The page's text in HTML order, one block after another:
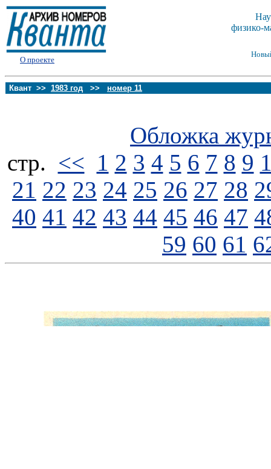
О проекте
физико-
Квант >> 1983 год >> номер 11
Обложка
стp. << 1 2 3 4 5 6 7 8 9
21 22 23 24 25 26 27 28
40 41 42 43 44 45 46 47
59 60 61